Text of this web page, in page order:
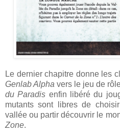
Le dernier chapitre donne les
Genlab Alpha vers le jeu de
du Paradis enfin libéré du
mutants sont libres de
vallée ou partir découvrir le
Zone.